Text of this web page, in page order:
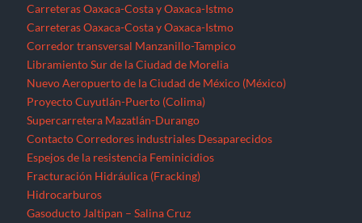
Carreteras Oaxaca-Costa y Oaxaca-Istmo
Carreteras Oaxaca-Costa y Oaxaca-Istmo
Corredor transversal Manzanillo-Tampico
Libramiento Sur de la Ciudad de Morelia
Nuevo Aeropuerto de la Ciudad de México (México)
Proyecto Cuyutlán-Puerto (Colima)
Supercarretera Mazatlán-Durango
Contacto Corredores industriales Desaparecidos
Espejos de la resistencia Feminicidios
Fracturación Hidráulica (Fracking)
Hidrocarburos
Gasoducto Jaltipan – Salina Cruz